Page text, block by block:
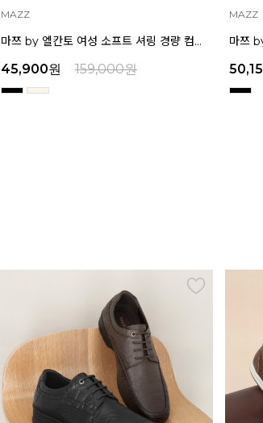
MAZZ
마쯔 by 엘칸토 여성 별 스톤 플랫폼 샌들 5cm LCWW26M626
50,150원 159,000원
MAZZ